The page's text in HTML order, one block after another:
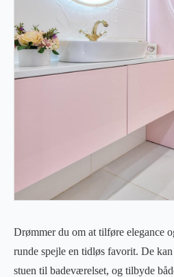
Drømmer du om at tilføre elegance
runde spejle en tidløs favorit. De
stuen til badeværelset, og tilbyde